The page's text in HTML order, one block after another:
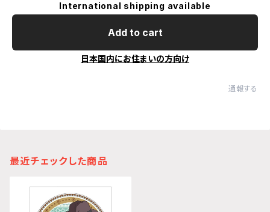
International shipping available
Add to cart
日本国内にお住まいの方向け
通報する
最近チェックした商品